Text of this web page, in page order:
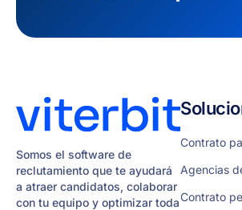
Somos el software de
reclutamiento que te ayudará
a atraer candidatos, colaborar
con tu equipo y optimizar toda
Contrato
Agencias
Contrato